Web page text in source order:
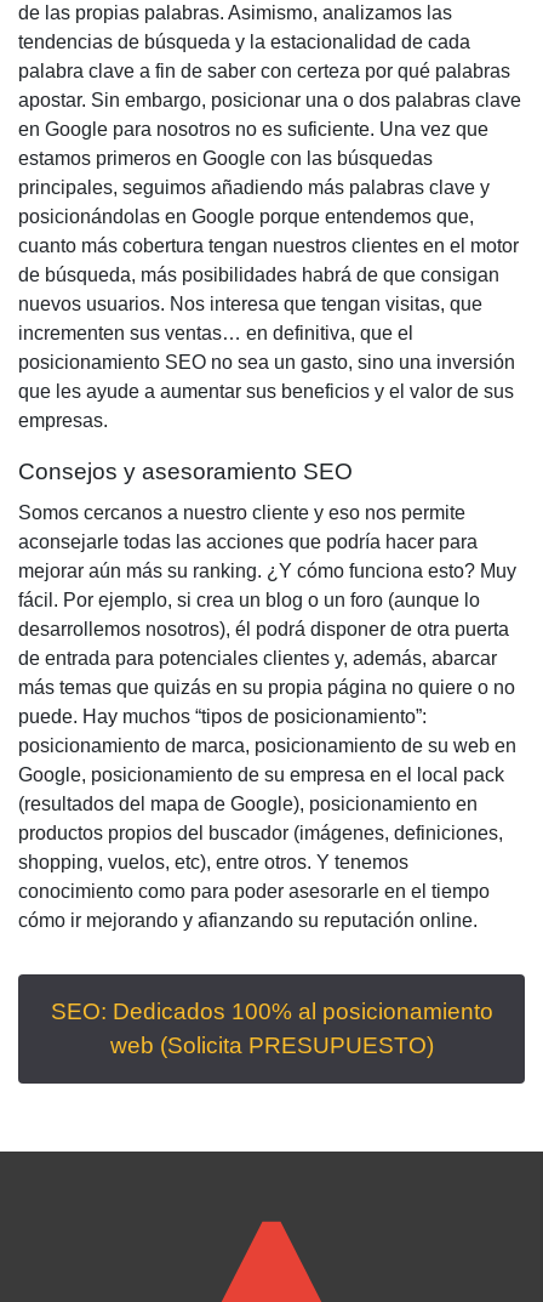
de las propias palabras. Asimismo, analizamos las
tendencias de búsqueda y la estacionalidad de cada
palabra clave a fin de saber con certeza por qué palabras
apostar. Sin embargo, posicionar una o dos palabras clave
en Google para nosotros no es suficiente. Una vez que
estamos primeros en Google con las búsquedas
principales, seguimos añadiendo más palabras clave y
posicionándolas en Google porque entendemos que,
cuanto más cobertura tengan nuestros clientes en el motor
de búsqueda, más posibilidades habrá de que consigan
nuevos usuarios. Nos interesa que tengan visitas, que
incrementen sus ventas… en definitiva, que el
posicionamiento SEO no sea un gasto, sino una inversión
que les ayude a aumentar sus beneficios y el valor de sus
empresas.
Consejos y asesoramiento SEO
Somos cercanos a nuestro cliente y eso nos permite
aconsejarle todas las acciones que podría hacer para
mejorar aún más su ranking. ¿Y cómo funciona esto? Muy
fácil. Por ejemplo, si crea un blog o un foro (aunque lo
desarrollemos nosotros), él podrá disponer de otra puerta
de entrada para potenciales clientes y, además, abarcar
más temas que quizás en su propia página no quiere o no
puede. Hay muchos “tipos de posicionamiento”:
posicionamiento de marca, posicionamiento de su web en
Google, posicionamiento de su empresa en el local pack
(resultados del mapa de Google), posicionamiento en
productos propios del buscador (imágenes, definiciones,
shopping, vuelos, etc), entre otros. Y tenemos
conocimiento como para poder asesorarle en el tiempo
cómo ir mejorando y afianzando su reputación online.
SEO: Dedicados 100% al posicionamiento
web (Solicita PRESUPUESTO)